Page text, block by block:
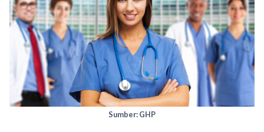
Sumber: GHP